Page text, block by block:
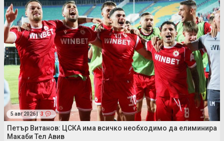
5 авг 2026 | 3
Петър Витанов: ЦСКА има всичко необходимо да елиминира
Макаби Тел Авив